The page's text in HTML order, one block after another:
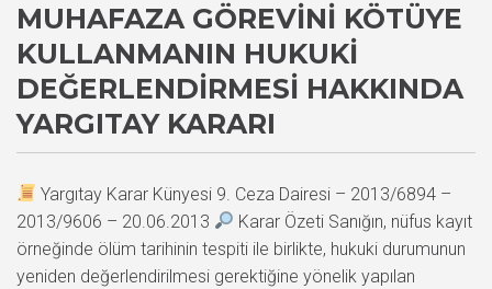
MUHAFAZA GÖREVINI KÖTÜYE
KULLANMANIN HUKUKI
DEĞERLENDIRMESI HAKKINDA
YARGITAY KARARI
Yargıtay Karar Künyesi 9. Ceza Dairesi – 2013/6894 –
2013/9606 – 20.06.2013
Karar Özeti Sanığın, nüfus kayıt
örneğinde ölüm tarihinin tespiti ile birlikte, hukuki durumunun
yeniden değerlendirilmesi gerektiğine yönelik yapılan